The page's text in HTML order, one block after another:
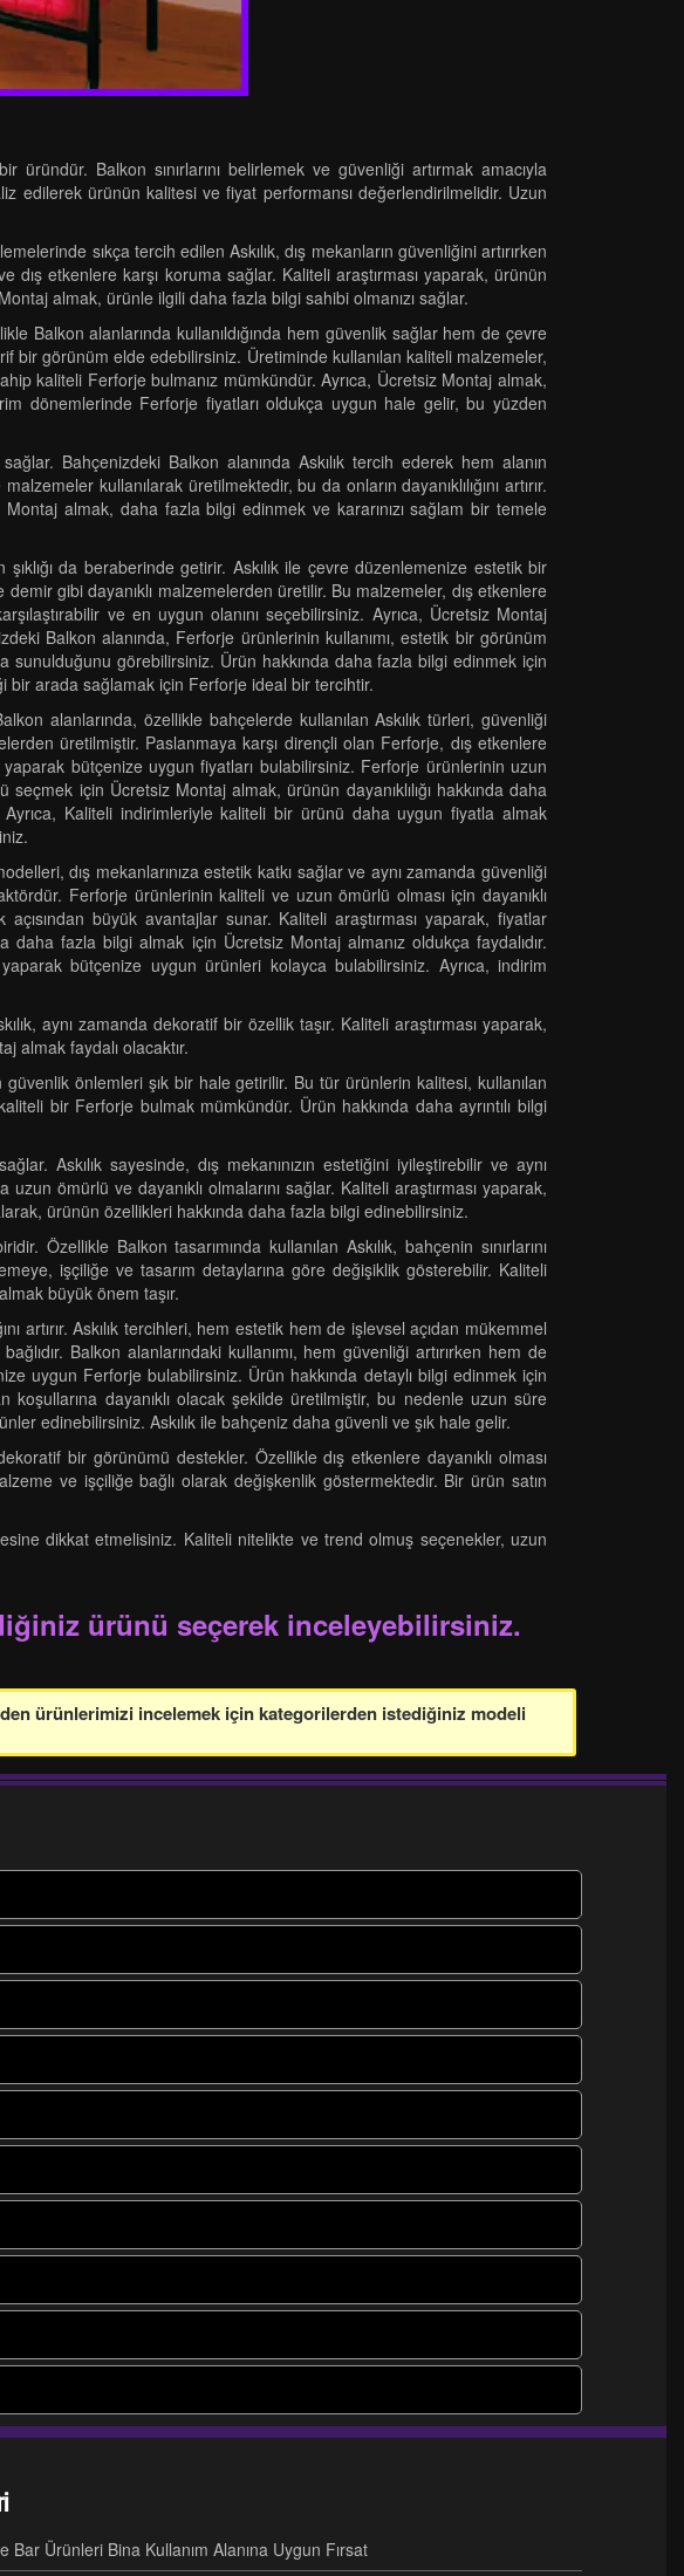
Balkon sınırlarını belirlemek ve güvenliği artırmak amacıyla
edilerek ürünün kalitesi ve fiyat performansı değerlendirilmelidir. Uzun
sıkça tercih edilen Askılık, dış mekanların güvenliğini artırırken
etkenlere karşı koruma sağlar. Kaliteli araştırması yaparak, ürünün
almak, ürünle ilgili daha fazla bilgi sahibi olmanızı sağlar.
Balkon alanlarında kullanıldığında hem güvenlik sağlar hem de çevre
bir görünüm elde edebilirsiniz. Üretiminde kullanılan kaliteli malzemeler,
kaliteli Ferforje bulmanız mümkündür. Ayrıca, Ücretsiz Montaj almak,
dönemlerinde Ferforje fiyatları oldukça uygun hale gelir, bu yüzden
Bahçenizdeki Balkon alanında Askılık tercih ederek hem alanın
kullanılarak üretilmektedir, bu da onların dayanıklılığını artırır.
almak, daha fazla bilgi edinmek ve kararınızı sağlam bir temele
da beraberinde getirir. Askılık ile çevre düzenlemenize estetik bir
gibi dayanıklı malzemelerden üretilir. Bu malzemeler, dış etkenlere
ve en uygun olanını seçebilirsiniz. Ayrıca, Ücretsiz Montaj
Balkon alanında, Ferforje ürünlerinin kullanımı, estetik bir görünüm
sunulduğunu görebilirsiniz. Ürün hakkında daha fazla bilgi edinmek için
bir arada sağlamak için Ferforje ideal bir tercihtir.
alanlarında, özellikle bahçelerde kullanılan Askılık türleri, güvenliği
üretilmiştir. Paslanmaya karşı dirençli olan Ferforje, dış etkenlere
bütçenize uygun fiyatları bulabilirsiniz. Ferforje ürünlerinin uzun
için Ücretsiz Montaj almak, ürünün dayanıklılığı hakkında daha
Kaliteli indirimleriyle kaliteli bir ürünü daha uygun fiyatla almak
dış mekanlarınıza estetik katkı sağlar ve aynı zamanda güvenliği
Ferforje ürünlerinin kaliteli ve uzun ömürlü olması için dayanıklı
büyük avantajlar sunar. Kaliteli araştırması yaparak, fiyatlar
daha fazla bilgi almak için Ücretsiz Montaj almanız oldukça faydalıdır.
bütçenize uygun ürünleri kolayca bulabilirsiniz. Ayrıca, indirim
aynı zamanda dekoratif bir özellik taşır. Kaliteli araştırması yaparak,
almak faydalı olacaktır.
önlemleri şık bir hale getirilir. Bu tür ürünlerin kalitesi, kullanılan
bir Ferforje bulmak mümkündür. Ürün hakkında daha ayrıntılı bilgi
Askılık sayesinde, dış mekanınızın estetiğini iyileştirebilir ve aynı
ömürlü ve dayanıklı olmalarını sağlar. Kaliteli araştırması yaparak,
ürünün özellikleri hakkında daha fazla bilgi edinebilirsiniz.
Balkon tasarımında kullanılan Askılık, bahçenin sınırlarını
işçiliğe ve tasarım detaylarına göre değişiklik gösterebilir. Kaliteli
büyük önem taşır.
artırır. Askılık tercihleri, hem estetik hem de işlevsel açıdan mükemmel
Balkon alanlarındaki kullanımı, hem güvenliği artırırken hem de
uygun Ferforje bulabilirsiniz. Ürün hakkında detaylı bilgi edinmek için
koşullarına dayanıklı olacak şekilde üretilmiştir, bu nedenle uzun süre
edinebilirsiniz. Askılık ile bahçeniz daha güvenli ve şık hale gelir.
bir görünümü destekler. Özellikle dış etkenlere dayanıklı olması
ve işçiliğe bağlı olarak değişkenlik göstermektedir. Bir ürün satın
dikkat etmelisiniz. Kaliteli nitelikte ve trend olmuş seçenekler, uzun
ürünü seçerek inceleyebilirsiniz.
ürünlerimizi incelemek için kategorilerden istediğiniz modeli
Bar Ürünleri Bina Kullanım Alanına Uygun Fırsat